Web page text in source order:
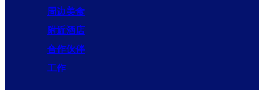
周边美食
附近酒店
合作伙伴
工作